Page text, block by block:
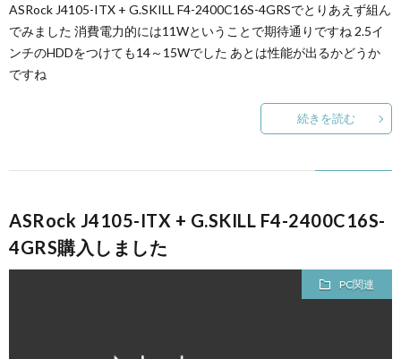
ASRock J4105-ITX + G.SKILL F4-2400C16S-4GRSでとりあえず組ん
でみました 消費電力的には11Wということで期待通りですね 2.5イ
ンチのHDDをつけても14～15Wでした あとは性能が出るかどうか
ですね
続きを読む
ASRock J4105-ITX + G.SKILL F4-2400C16S-
4GRS購入しました
PC関連